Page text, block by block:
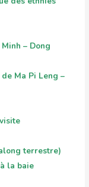
– Dong
Ma Pi Leng –
terrestre)
la baie